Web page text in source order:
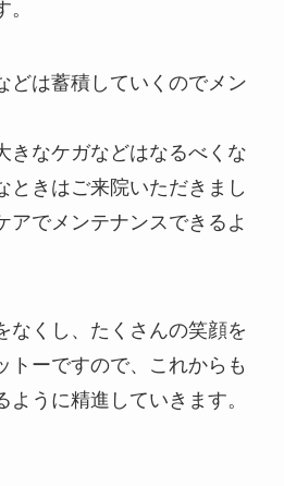
どは蓄積していくのでメン
きなケガなどはなるべくな
ときはご来院いただきまし
アでメンテナンスできるよ
なくし、たくさんの笑顔を
トーですので、これからも
うに精進していきます。